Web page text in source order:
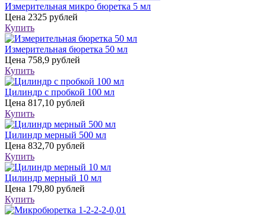
Измерительная микро бюретка 5 мл
Цена 2325 рублей
Купить
Измерительная бюретка 50 мл
Цена 758,9 рублей
Купить
Цилиндр с пробкой 100 мл
Цена 817,10 рублей
Купить
Цилиндр мерный 500 мл
Цена 832,70 рублей
Купить
Цилиндр мерный 10 мл
Цена 179,80 рублей
Купить